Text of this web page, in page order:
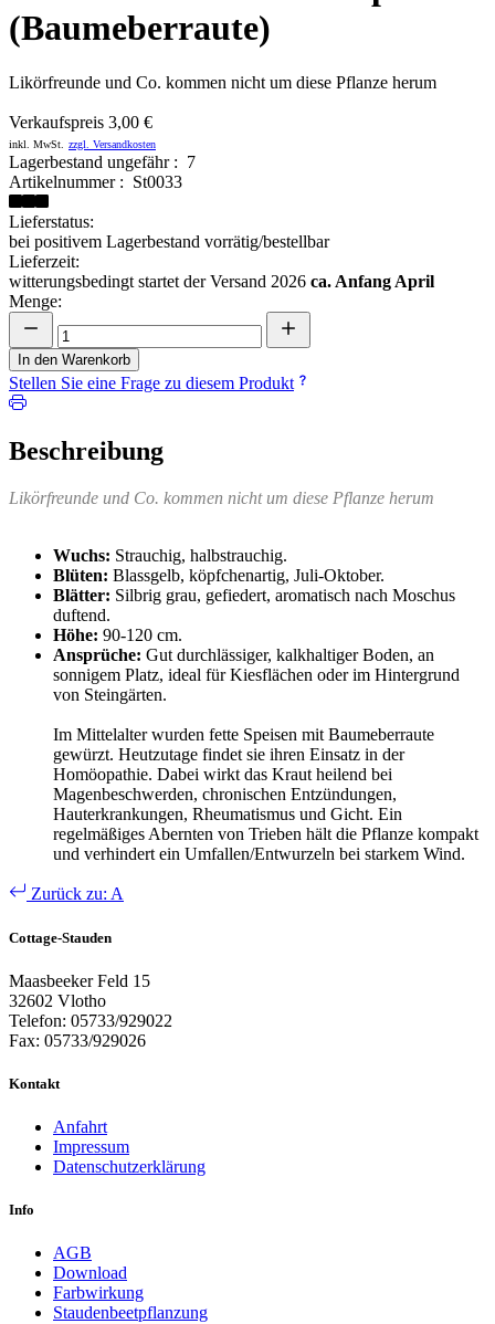
(Baumeberraute)
Likörfreunde und Co. kommen nicht um diese Pflanze herum
Verkaufspreis 3,00 €
inkl. MwSt. zzgl. Versandkosten
Lagerbestand ungefähr : 7
Artikelnummer : St0033
Lieferstatus:
bei positivem Lagerbestand vorrätig/bestellbar
Lieferzeit:
witterungsbedingt startet der Versand 2026 ca. Anfang April
Menge:
In den Warenkorb
Stellen Sie eine Frage zu diesem Produkt
Beschreibung
Likörfreunde und Co. kommen nicht um diese Pflanze herum
Wuchs: Strauchig, halbstrauchig.
Blüten: Blassgelb, köpfchenartig, Juli-Oktober.
Blätter: Silbrig grau, gefiedert, aromatisch nach Moschus
duftend.
Höhe: 90-120 cm.
Ansprüche: Gut durchlässiger, kalkhaltiger Boden, an
sonnigem Platz, ideal für Kiesflächen oder im Hintergrund
von Steingärten.
Im Mittelalter wurden fette Speisen mit Baumeberraute
gewürzt. Heutzutage findet sie ihren Einsatz in der
Homöopathie. Dabei wirkt das Kraut heilend bei
Magenbeschwerden, chronischen Entzündungen,
Hauterkrankungen, Rheumatismus und Gicht. Ein
regelmäßiges Abernten von Trieben hält die Pflanze kompakt
und verhindert ein Umfallen/Entwurzeln bei starkem Wind.
Zurück zu: A
Cottage-Stauden
Maasbeeker Feld 15
32602 Vlotho
Telefon: 05733/929022
Fax: 05733/929026
Kontakt
Anfahrt
Impressum
Datenschutzerklärung
Info
AGB
Download
Farbwirkung
Staudenbeetpflanzung